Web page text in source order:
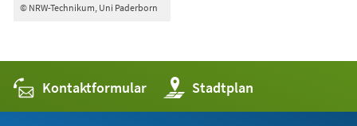
© NRW-Technikum, Uni Paderborn
Kontaktformular Stadtplan
(Öffnet
in
einem